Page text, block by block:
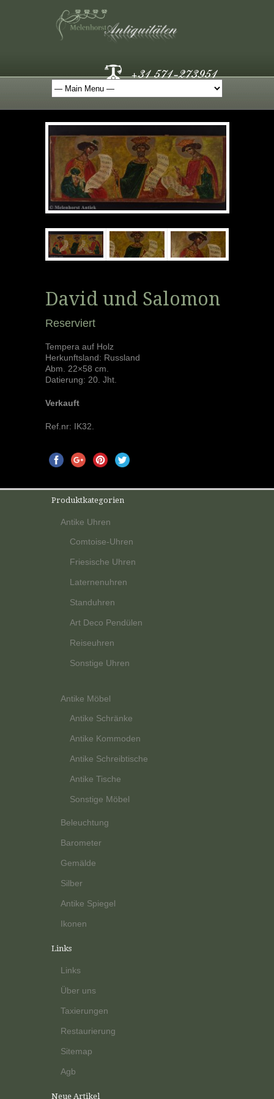
David und Salomon
Reserviert
Tempera auf Holz
Herkunftsland: Russland
Abm. 22×58 cm.
Datierung: 20. Jht.
Verkauft
Ref.nr: IK32
Produktkategorien
Antike Uhren
Comtoise-Uhren
Friesische Uhren
Laternenuhren
Standuhren
Art Deco Pendülen
Reiseuhren
Sonstige Uhren
Antike Möbel
Antike Schränke
Antike Kommoden
Antike Schreibtische
Antike Tische
Sonstige Möbel
Beleuchtung
Barometer
Gemälde
Silber
Antike Spiegel
Ikonen
Links
Links
Über uns
Taxierungen
Restaurierung
Sitemap
Agb
Neue Artikel